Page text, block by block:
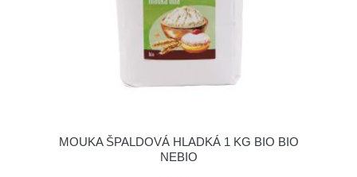
MOUKA ŠPALDOVÁ HLADKÁ 1 KG BIO BIO
NEBIO